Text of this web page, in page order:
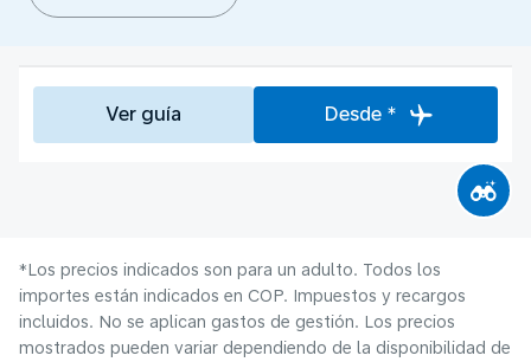
Ver guía Desde *
*Los precios indicados son para un adulto. Todos los
importes están indicados en COP. Impuestos y recargos
incluidos. No se aplican gastos de gestión. Los precios
mostrados pueden variar dependiendo de la disponibilidad de